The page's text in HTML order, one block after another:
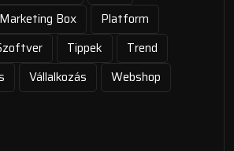
Marketing Box
Platform
Tippek
Trend
Vállalkozás
Webshop